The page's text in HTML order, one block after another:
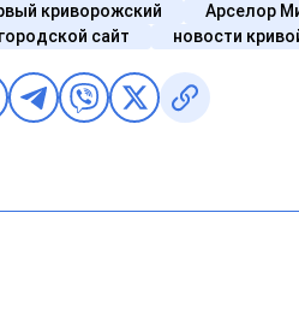
криворожский Арселор
сайт новости